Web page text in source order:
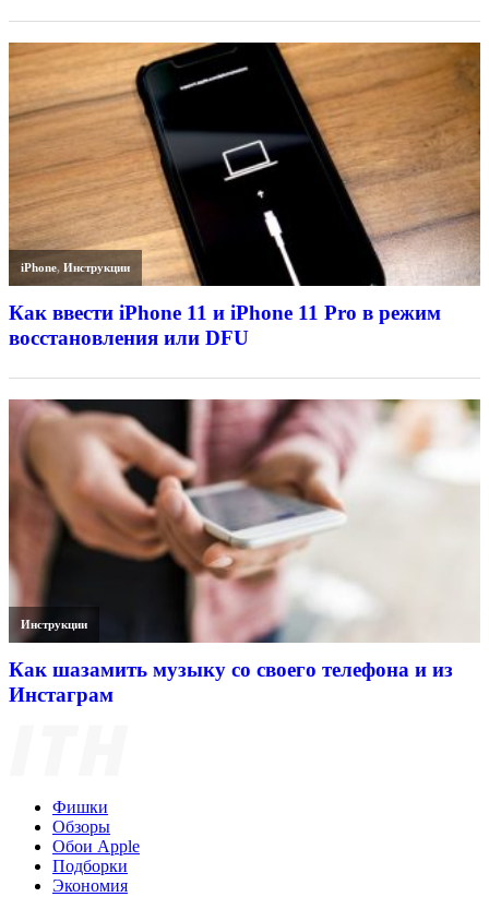
iPhone,Инструкции
Как ввести iPhone 11 и iPhone 11 Pro в режим
восстановления или DFU
Инструкции
Как шазамить музыку со своего телефона и из
Инстаграм
Фишки
Обзоры
Обои Apple
Подборки
Экономия